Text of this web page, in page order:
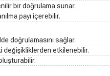
bir doğrulama sunar.
payı içerebilir.
doğrulamasını sağlar.
değişikliklerden etkilenebilir.